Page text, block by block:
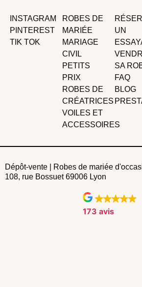
INSTAGRAM
PINTEREST
TIK TOK
ROBES DE
MARIÉE
MARIAGE
CIVIL
PETITS
PRIX
ROBES DE
CRÉATRICES
VOILES ET
ACCESSOIRES
UN
SA
FAQ
BLOG
Dépôt-vente | Robes de mariée
108, rue Bossuet 69006 Lyon
173 avis